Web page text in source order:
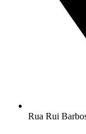
Rua Rui